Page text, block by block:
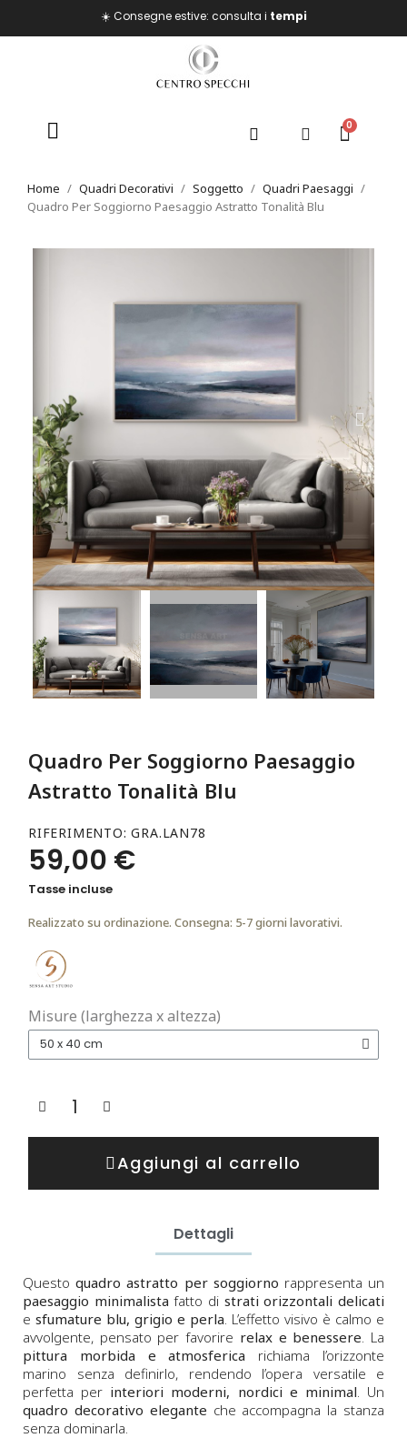
☀️ Consegne estive: consulta i tempi
Home Quadri Decorativi Soggetto
Quadri Paesaggi
Quadro Per Soggiorno Paesaggio Astratto Tonalità Blu
Quadro Per Soggiorno Paesaggio
Astratto Tonalità Blu
RIFERIMENTO GRA.LAN78
59,00 €
Tasse incluse
Realizzato su ordinazione. Consegna: 5-7 giorni lavorativi.
Misure (larghezza x altezza)
Aggiungi al carrello
Dettagli
Questoquadro astratto per soggiorno rappresenta un
paesaggio minimalista fatto di strati orizzontali delicati
e sfumature blu, grigio e perla . L’effetto visivo è calmo e
avvolgente, pensato per favorire relax e benessere . La
pittura morbida e atmosferica richiama l’orizzonte
marino senza definirlo, rendendo l’opera versatile e
perfetta per interiori moderni, nordici e minimal . Un
quadro decorativo elegante che accompagna la stanza
senza dominarla.